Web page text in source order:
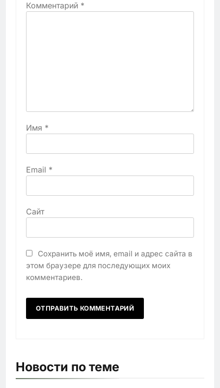
Комментарий *
Имя *
Email *
Сайт
Сохранить моё имя, email и адрес сайта в
этом браузере для последующих моих
комментариев.
Новости по теме